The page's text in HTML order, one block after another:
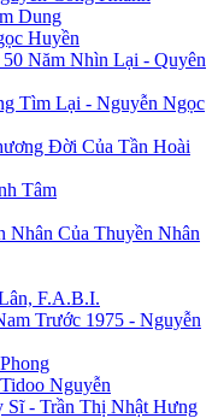
Dung
Huyền
Năm Nhìn Lại - Quyên
Tìm Lại - Nguyễn Ngọc
Đời Của Tần Hoài
Tâm
Của Thuyền Nhân
F.A.B.I.
Trước 1975 - Nguyễn
Nguyễn
- Trần Thị Nhật Hưng